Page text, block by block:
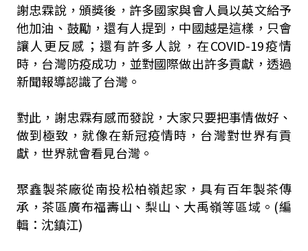
謝忠霖說，頒獎後，許多國家與會人員以英文給予
他加油、鼓勵，還有人提到，中國越是這樣，只會
讓人更反感；還有許多人說，在COVID-19疫情
時，台灣防疫成功，並對國際做出許多貢獻，透過
新聞報導認識了台灣。
對此，謝忠霖有感而發說，大家只要把事情做好、
做到極致，就像在新冠疫情時，台灣對世界有貢
獻，世界就會看見台灣。
聚鑫製茶廠從南投松柏嶺起家，具有百年製茶傳
承，茶區廣布福壽山、梨山、大禹嶺等區域。(編
輯：沈鎮江)